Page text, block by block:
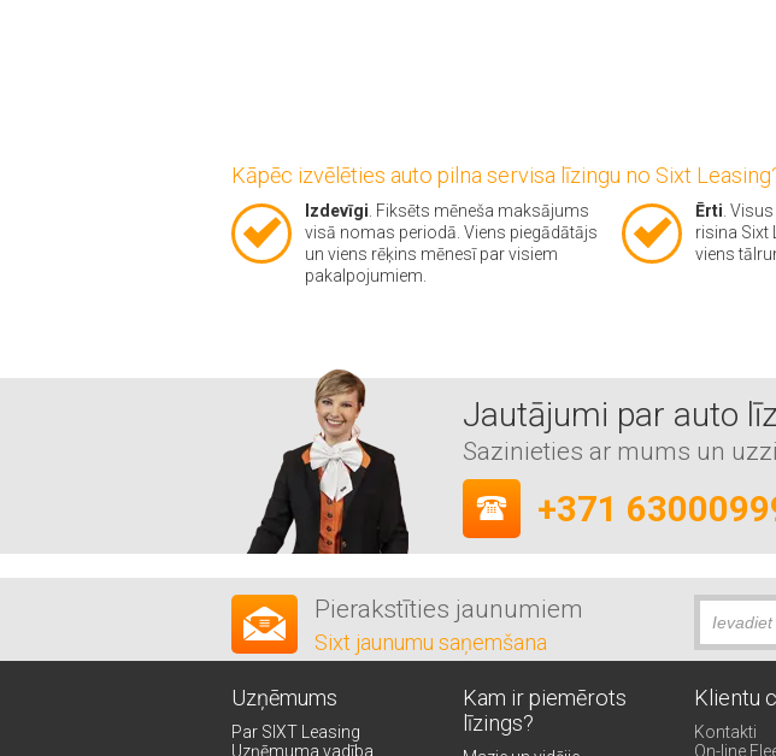
Kāpēc izvēlēties auto pilna servisa līzingu no Sixt
Izdevīgi . Fiksēts mēneša maksājums
visā nomas periodā. Viens piegādātājs
un viens rēķins mēnesī par visiem
pakalpojumiem.
Ērti .
risina Sixt
viens
Jautājumi par auto
Sazinieties ar mums un
+371
Pierakstīties jaunumiem
Sixt jaunumu saņemšana
Uzņēmums
Par SIXT Leasing
Uzņēmuma vadība
Kam ir piemērots
līzings?
Klientu
Kontakti
On-line